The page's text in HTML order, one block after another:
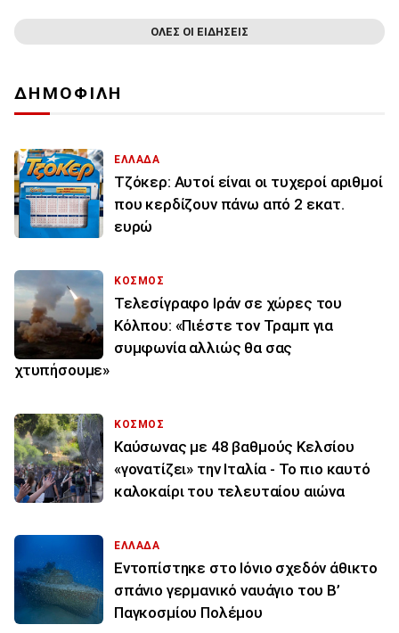
ΟΛΕΣ ΟΙ ΕΙΔΗΣΕΙΣ
ΔΗΜΟΦΙΛΗ
ΕΛΛΑΔΑ
Τζόκερ: Αυτοί είναι οι τυχεροί αριθμοί
που κερδίζουν πάνω από 2 εκατ.
ευρώ
ΚΟΣΜΟΣ
Τελεσίγραφο Ιράν σε χώρες του
Κόλπου: «Πιέστε τον Τραμπ για
συμφωνία αλλιώς θα σας
χτυπήσουμε»
ΚΟΣΜΟΣ
Καύσωνας με 48 βαθμούς Κελσίου
«γονατίζει» την Ιταλία - Το πιο καυτό
καλοκαίρι του τελευταίου αιώνα
ΕΛΛΑΔΑ
Εντοπίστηκε στο Ιόνιο σχεδόν άθικτο
σπάνιο γερμανικό ναυάγιο του Β’
Παγκοσμίου Πολέμου